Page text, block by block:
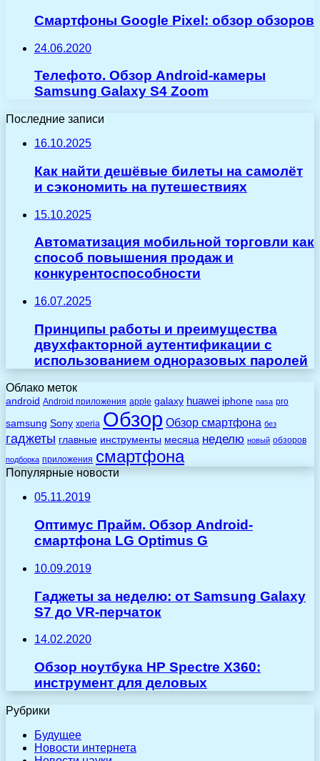
Смартфоны Google Pixel: обзор обзоров
24.06.2020
Телефото. Обзор Android-камеры
Samsung Galaxy S4 Zoom
Последние записи
16.10.2025
Как найти дешёвые билеты на самолёт
и сэкономить на путешествиях
15.10.2025
Автоматизация мобильной торговли как
способ повышения продаж и
конкурентоспособности
16.07.2025
Принципы работы и преимущества
двухфакторной аутентификации с
использованием одноразовых паролей
Облако меток
android Android приложения apple galaxy huawei iphone nasa pro
samsung Sony xperia Обзор Обзор смартфона без
гаджеты главные инструменты месяца неделю новый обзоров
подборка приложения смартфона
Популярные новости
05.11.2019
Оптимус Прайм. Обзор Android-
смартфона LG Optimus G
10.09.2019
Гаджеты за неделю: от Samsung Galaxy
S7 до VR-перчаток
14.02.2020
Обзор ноутбука HP Spectre X360:
инструмент для деловых
Рубрики
Будущее
Новости интернета